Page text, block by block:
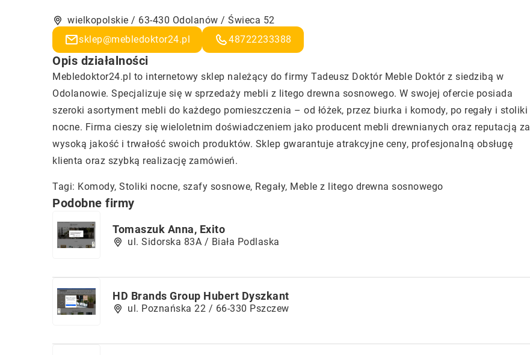
wielkopolskie / 63-430 Odolanów / Świeca 52
sklep@mebledoktor24.pl
48722233388
Opis działalności
Mebledoktor24.pl to internetowy sklep należący do firmy Tadeusz Doktór Meble Doktór z siedzibą w
Odolanowie. Specjalizuje się w sprzedaży mebli z litego drewna sosnowego. W swojej ofercie posiada
szeroki asortyment mebli do każdego pomieszczenia – od łóżek, przez biurka i komody, po regały i stoliki
nocne. Firma cieszy się wieloletnim doświadczeniem jako producent mebli drewnianych oraz reputacją za
wysoką jakość i trwałość swoich produktów. Sklep gwarantuje atrakcyjne ceny, profesjonalną obsługę
klienta oraz szybką realizację zamówień.
Tagi: Komody, Stoliki nocne, szafy sosnowe, Regały, Meble z litego drewna sosnowego
Podobne firmy
Tomaszuk Anna, Exito
ul. Sidorska 83A / Biała Podlaska
HD Brands Group Hubert Dyszkant
ul. Poznańska 22 / 66-330 Pszczew